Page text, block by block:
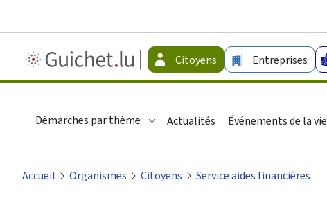
Guichet.lu
-
Citoyens Entreprises
Démarches par thème Actualités Événements de la vie
Accueil Organismes Citoyens Service aides financières